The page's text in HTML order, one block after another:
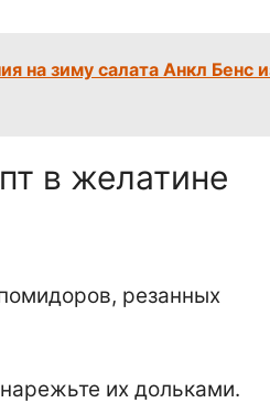
на зиму салата Анкл Бенс
в желатине
резанных
их дольками.